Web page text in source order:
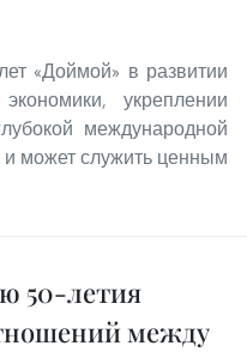
«Доймой» в развитии
укреплении
международной
и может служить ценным
50-летия
между